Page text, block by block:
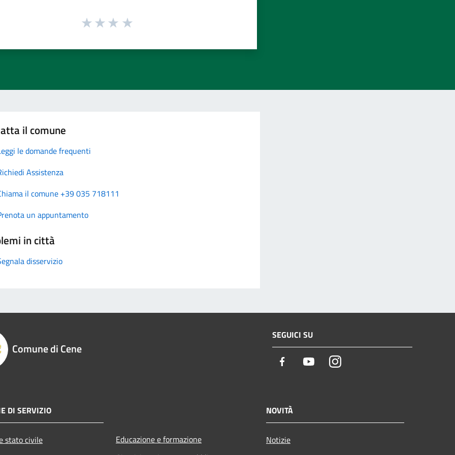
il comune
le domande frequenti
Assistenza
il comune +39 035 718111
un appuntamento
in città
disservizio
Comune di Cene
SEGUICI SU
Facebook YoutubeInstagram
DI SERVIZIO
stato civile
Educazione e formazione
NOVITÀ
Notizie